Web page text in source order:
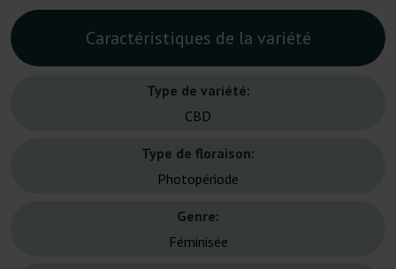
Caractéristiques de la variété
Type de variété:
CBD
Type de floraison:
Photopériode
Genre:
Féminisée